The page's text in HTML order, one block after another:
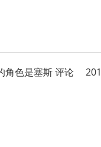
角色是塞斯评论